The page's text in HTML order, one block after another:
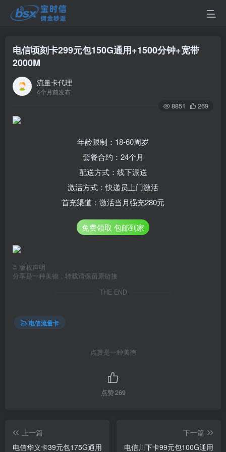
电信顷刻卡299元包150G通用+1500分钟+宽带
2000M
流量卡代理
4个月前发布
8851 269
年龄限制：18-60周岁
套餐合约：24个月
配送方式：线下派送
激活方式：快递员上门激活
首充渠道：激活当月强充280元
免费领取 包邮到家
© 版权声明
分享是一种美德，转载请保留原链接
THE END
电信流量卡
点赞是一种美德
点赞269
上一篇
电信华义卡39元包175G通用
下一篇
电信川下卡99元包100G通用